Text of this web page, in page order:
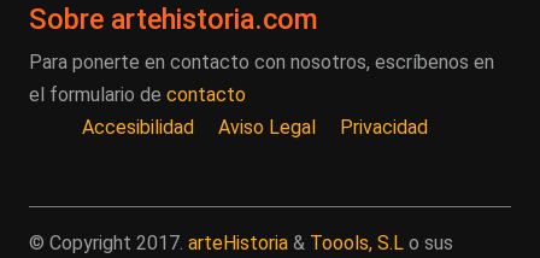
Sobre artehistoria.com
Para ponerte en contacto con nosotros, escríbenos en
el formulario de contacto
Accesibilidad
Aviso Legal Privacidad
© Copyright 2017. arteHistoria & Toools, S.L o sus